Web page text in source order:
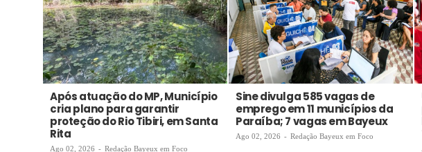
Após atuação do MP, Município
cria plano para garantir
proteção do Rio Tibiri, em Santa
Rita
Ago 02, 2026 - Redação Bayeux em Foco
Sine divulga 585 vagas de
emprego em 11 municípios da
Paraíba; 7 vagas em Bayeux
Ago 02, 2026 - Redação Bayeux em Foco